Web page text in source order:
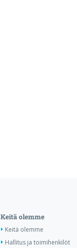
Keitä olemme
Keitä olemme
Hallitus ja toimihenkilöt